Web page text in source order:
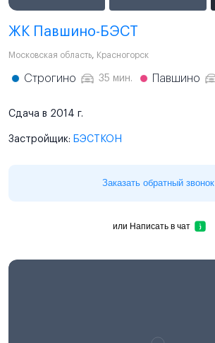
ЖК Павшино-БЭСТ
Московская область, Красногорск
Строгино 35 мин. Павшино
Сдача в 2014 г.
Застройщик: БЭСТКОН
Заказать обратный звонок
или Написать в чат